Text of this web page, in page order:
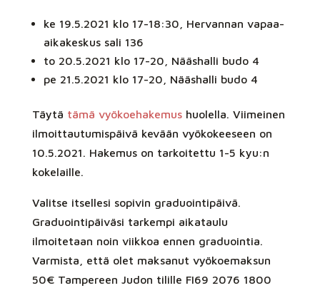
ke 19.5.2021 klo 17-18:30, Hervannan vapaa-
aikakeskus sali 136
to 20.5.2021 klo 17-20, Nääshalli budo 4
pe 21.5.2021 klo 17-20, Nääshalli budo 4
Täytä tämä vyökoehakemushuolella. Viimeinen
ilmoittautumispäivä kevään vyökokeeseen on
10.5.2021. Hakemus on tarkoitettu 1-5 kyu:n
kokelaille.
Valitse itsellesi sopivin graduointipäivä.
Graduointipäiväsi tarkempi aikataulu
ilmoitetaan noin viikkoa ennen graduointia.
Varmista, että olet maksanut vyökoemaksun
50€ Tampereen Judon tilille FI69 2076 1800